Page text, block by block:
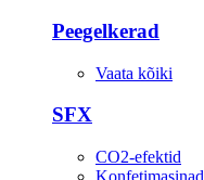
Peegelkerad
Vaata kõiki
SFX
CO2-efektid
Konfetimasinad